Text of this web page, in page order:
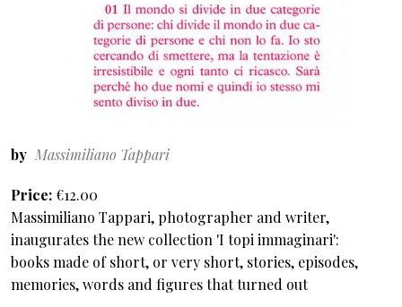
by Massimiliano Tappari
Price €12.00
Massimiliano Tappari, photographer and writer,
inaugurates the new collection 'I topi immaginari':
books made of short, or very short, stories, episodes,
memories, words and figures that turned out